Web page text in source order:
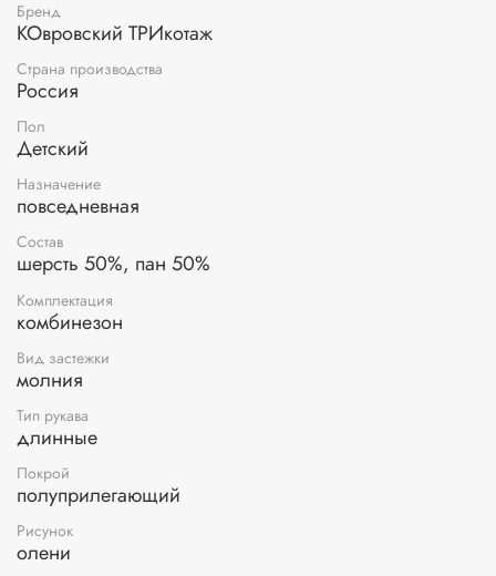
стесняет движения. При выборе размера советуем
руководствоваться таблицей в карточке товара.
Бренд
КОвровский ТРИкотаж
Страна производства
Россия
Пол
Детский
Назначение
повседневная
Состав
шерсть 50%, пан 50%
Комплектация
комбинезон
Вид застежки
молния
Тип рукава
длинные
Покрой
полуприлегающий
Рисунок
олени